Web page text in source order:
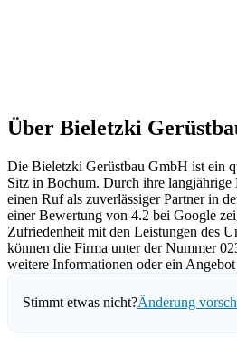
Über Bieletzki
Die Bieletzki Gerüstbau GmbH ist ein
Sitz in Bochum. Durch ihre langjährige
einen Ruf als zuverlässiger Partner in
einer Bewertung von 4.2 bei Google
Zufriedenheit mit den Leistungen des
können die Firma unter der Nummer
weitere Informationen oder ein
Stimmt etwas nicht?Änderung